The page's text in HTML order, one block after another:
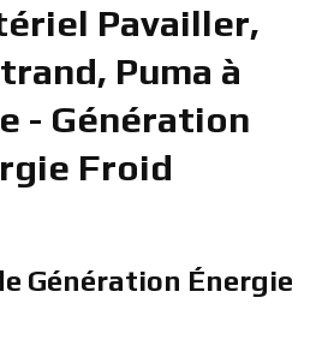
Pavailler,
Puma à
- Génération
Froid
Génération Énergie